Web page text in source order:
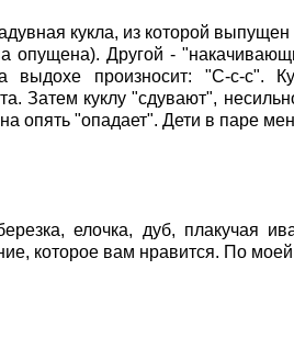
кукла, из которой
опущена). Другой -
выдохе произносит: "С-с-с".
Затем куклу "сдувают",
опять "опадает". Дети в паре
елочка, дуб, плакучая
которое вам нравится. По